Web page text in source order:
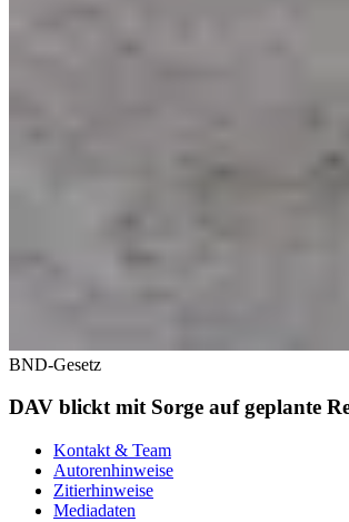
BND-Gesetz
DAV blickt mit Sorge auf geplante
Kontakt & Team
Autorenhinweise
Zitierhinweise
Mediadaten